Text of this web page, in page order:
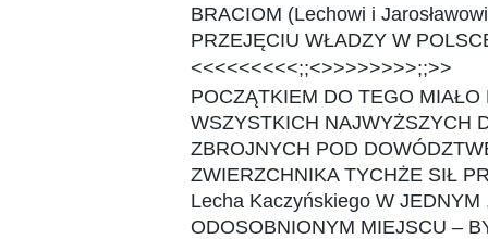
BRACIOM (Lechowi i
PRZEJĘCIU WŁADZY W
<<<<<<<<<;;<>>>>>>>>;;>>
POCZĄTKIEM DO TEGO
WSZYSTKICH NAJWYŻSZYCH
ZBROJNYCH POD
ZWIERZCHNIKA TYCHŻE SIŁ
Lecha Kaczyńskiego W JEDNYM
ODOSOBNIONYM MIEJSCU –